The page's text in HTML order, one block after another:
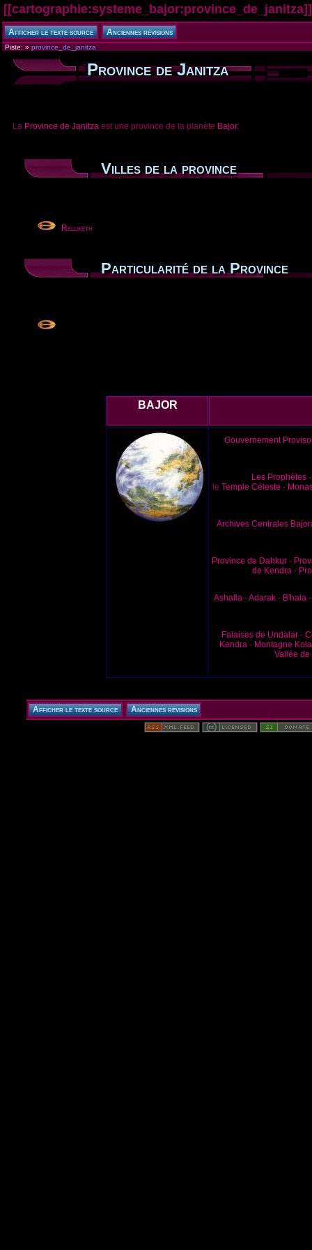
[[cartographie:systeme_bajor:province_de_janitza]]
Piste: » province_de_janitza
Province de Janitza
La Province de Janitzaest une province de la planète Bajor.
Villes de la province
Relliketh
Particularité de la Province
BAJOR
Gouvernement
Les Prophètes
le Temple Céleste -
Archives Centrales
Province de Dahkur -
de Kendra-
Ashalla-Adarak- B'hala
Falaises de Undalar -
Kendra - Montagne Kola
Vallée de